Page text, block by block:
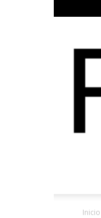
Inicio